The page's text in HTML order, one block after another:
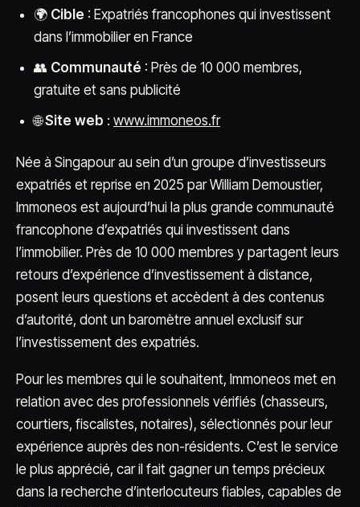
🌍 Cible : Expatriés francophones qui investissent
dans l’immobilier en France
👥 Communauté : Près de 10 000 membres,
gratuite et sans publicité
🌐Site web : www.immoneos.fr
Née à Singapour au sein d’un groupe d’investisseurs
expatriés et reprise en 2025 par William Demoustier,
Immoneos est aujourd’hui la plus grande communauté
francophone d’expatriés qui investissent dans
l’immobilier. Près de 10 000 membres y partagent leurs
retours d’expérience d’investissement à distance,
posent leurs questions et accèdent à des contenus
d’autorité, dont un baromètre annuel exclusif sur
l’investissement des expatriés.
Pour les membres qui le souhaitent, Immoneos met en
relation avec des professionnels vérifiés (chasseurs,
courtiers, fiscalistes, notaires), sélectionnés pour leur
expérience auprès des non-résidents. C’est le service
le plus apprécié, car il fait gagner un temps précieux
dans la recherche d’interlocuteurs fiables, capables de